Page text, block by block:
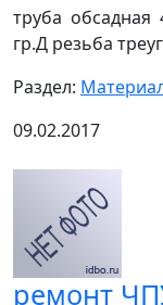
труба обсадная
гр.Д резьба
Раздел:
09.02.2017
ремонт